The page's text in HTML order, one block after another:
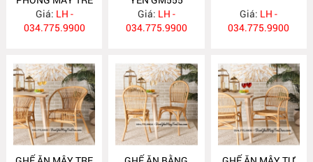
BP28
Giá: LH -
034.775.9900
Giá: LH -
034.775.9900
Giá: LH -
034.775.9900